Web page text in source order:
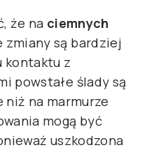
że na ciemnych
zmiany są bardziej
kontaktu z
powstałe ślady są
niż na marmurze
mogą być
uszkodzona